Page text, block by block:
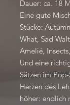
Dauer: ca. 18
Eine gute
Stücke:
What, Sad
Amelié,
Und eine
Sätzen im
Herzen des
höher: endlich